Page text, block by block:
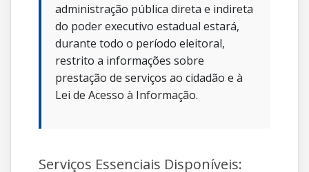
administração pública direta e indireta
do poder executivo estadual estará,
durante todo o período eleitoral,
restrito a informações sobre
prestação de serviços ao cidadão e à
Lei de Acesso à Informação.
Serviços Essenciais Disponíveis: